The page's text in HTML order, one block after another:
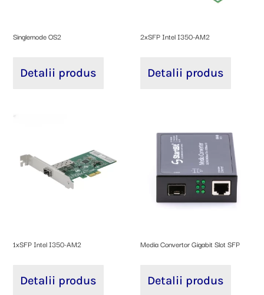
Singlemode OS2
Detalii produs
2xSFP Intel I350-AM2
Detalii produs
1xSFP Intel I350-AM2
Detalii produs
Media Convertor Gigabit Slot SFP
Detalii produs